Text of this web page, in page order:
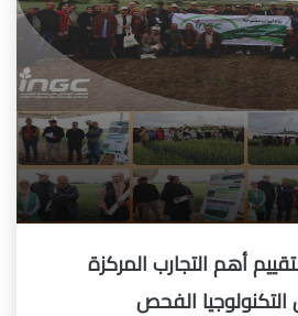
أهم التجارب المركزة
التكنولوجيا الفحص